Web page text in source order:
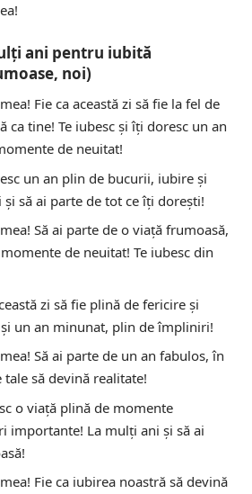
ani pentru iubită
noi)
Fie ca această zi să fie la fel de
ca tine! Te iubesc și îți doresc un an
de neuitat!
un an plin de bucurii, iubire și
și să ai parte de tot ce îți dorești!
Să ai parte de o viață frumoasă,
de neuitat! Te iubesc din
zi să fie plină de fericire și
un an minunat, plin de împliniri!
Să ai parte de un an fabulos, în
să devină realitate!
o viață plină de momente
importante! La mulți ani și să ai
Fie ca iubirea noastră să devină